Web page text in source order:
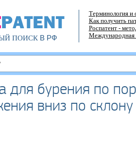
ПОИСКВ РФ
Терминология и
Как получить
Роспатент -
Международная
для бурения по
вниз по склону